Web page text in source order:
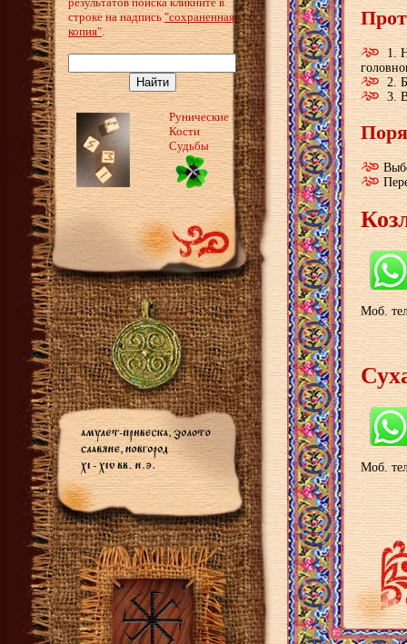
строке на надпись "сохраненная
копия".
Рунические
Кости
Судьбы
1.
2.
3.
Моб.
Моб.